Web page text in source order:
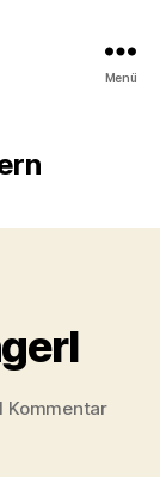
Menü
Kommentarzu